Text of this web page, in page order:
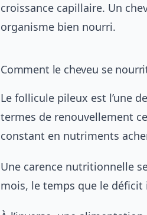
croissance capillaire. Un
organisme bien nourri.
Comment le cheveu se
Le follicule pileux est l’une
termes de renouvellement
constant en nutriments
Une carence nutritionnelle
mois, le temps que le déficit